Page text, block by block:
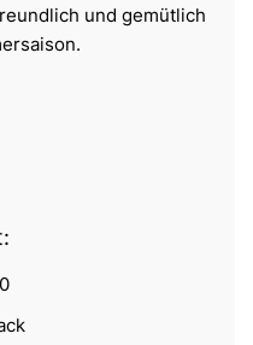
und gemütlich